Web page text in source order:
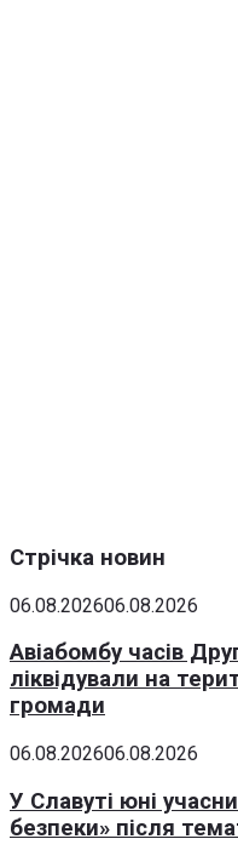
Стрічка новин
06.08.202606.08.2026
Авіабомбу часів
ліквідували на
громади
06.08.202606.08.2026
У Славуті юні
безпеки» після